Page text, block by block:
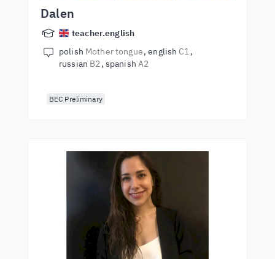
Dalen
teacher.english
polish Mother tongue english C1
russian B2 spanish A2
BEC Preliminary